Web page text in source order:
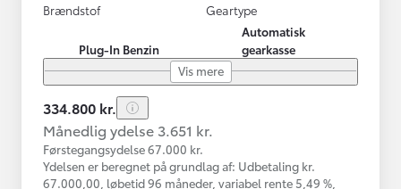
Brændstof
Plug-In Benzin
Geartype
Automatisk
gearkasse
Vis mere
334.800 kr.
Månedlig ydelse 3.651 kr.
Førstegangsydelse 67.000 kr.
Ydelsen er beregnet på grundlag af: Udbetaling kr.
67.000,00, løbetid 96 måneder, variabel rente 5,49 %,